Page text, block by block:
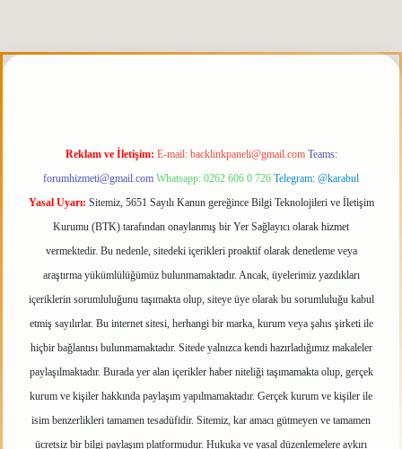
girişelexbett.nettulipbetgiris.org
Reklam ve İletişim: E-mail: backlinkpaneli@gmail.com Teams:
forumhizmeti@gmail.com Whatsapp: 0262 606 0 726 Telegram: @karabul
Yasal Uyarı: Sitemiz, 5651 Sayılı Kanun gereğince Bilgi Teknolojileri ve İletişim
Kurumu (BTK) tarafından onaylanmış bir Yer Sağlayıcı olarak hizmet
vermektedir. Bu nedenle, sitedeki içerikleri proaktif olarak denetleme veya
araştırma yükümlülüğümüz bulunmamaktadır. Ancak, üyelerimiz yazdıkları
içeriklerin sorumluluğunu taşımakta olup, siteye üye olarak bu sorumluluğu kabul
etmiş sayılırlar. Bu internet sitesi, herhangi bir marka, kurum veya şahıs şirketi ile
hiçbir bağlantısı bulunmamaktadır. Sitede yalnızca kendi hazırladığımız makaleler
paylaşılmaktadır. Burada yer alan içerikler haber niteliği taşımamakta olup, gerçek
kurum ve kişiler hakkında paylaşım yapılmamaktadır. Gerçek kurum ve kişiler ile
isim benzerlikleri tamamen tesadüfidir. Sitemiz, kar amacı gütmeyen ve tamamen
ücretsiz bir bilgi paylaşım platformudur. Hukuka ve yasal düzenlemelere aykırı